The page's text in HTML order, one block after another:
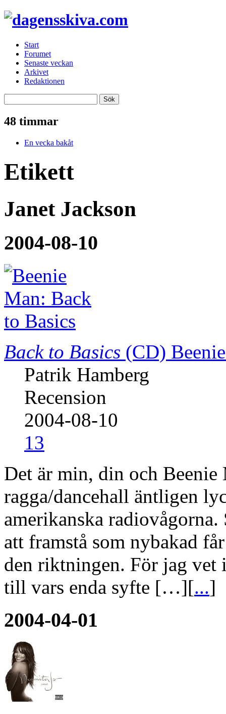
Start
Forumet
Senaste veckan
Arkivet
Redaktionen
48 timmar
En vecka bakåt
Etikett
Janet Jackson
2004-08-10
Back to Basics (CD)
Patrik Hamberg
Recension
2004-08-10
13
Det är min, din och Beenie
ragga/dancehall äntligen
amerikanska radiovågorna.
att framstå som nybakad
den riktningen. För jag vet
till vars enda syfte […][...]
2004-04-01